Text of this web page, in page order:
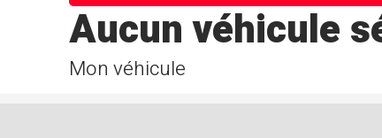
Mon véhicule
Aucun véhicule